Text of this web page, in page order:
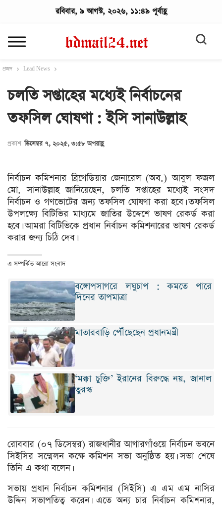
রবিবার, ৯ আগস্ট, ২০২৬, ১১:৪৯ পূর্বাহ্ণ
প্রচ্ছদ Lead News
চলতি সপ্তাহের মধ্যেই নির্বাচনের
তফসিল ঘোষণা : ইসি সানাউল্লাহ
প্রকাশ ডিসেম্বর ৭, ২০২৫, ৩:৫৮ অপরাহ্ণ
নির্বাচন কমিশনার ব্রিগেডিয়ার জেনারেল (অব.) আবুল ফজল
মো. সানাউল্লাহ জানিয়েছেন, চলতি সপ্তাহের মধ্যেই সংসদ
নির্বাচন ও গণভোটের জন্য তফসিল ঘোষণা করা হবে। তফসিল
উপলক্ষ্যে বিটিভির মাধ্যমে জাতির উদ্দেশে ভাষণ রেকর্ড করা
হবে। আমরা বিটিভিকে প্রধান নির্বাচন কমিশনারের ভাষণ রেকর্ড
করার জন্য চিঠি দেব।
এ সম্পর্কিত আরো সংবাদ
বঙ্গোপসাগরে লঘুচাপ : কমতে পারে
দিনের তাপমাত্রা
মাতারবাড়ি পৌঁছেছেন প্রধানমন্ত্রী
‘মক্কা চুক্তি’ ইরানের বিরুদ্ধে নয়, জানাল
তুরস্ক
রোববার (০৭ ডিসেম্বর) রাজধানীর আগারগাঁওয়ে নির্বাচন ভবনে
সিইসির সম্মেলন কক্ষে কমিশন সভা অনুষ্ঠিত হয়। সভা শেষে
তিনি এ কথা বলেন।
সভায় প্রধান নির্বাচন কমিশনার (সিইসি) এ এম এম নাসির
উদ্দিন সভাপতিত্ব করেন। এতে অন্য চার নির্বাচন কমিশনার,